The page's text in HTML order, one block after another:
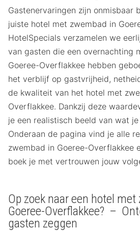
Gastenervaringen zijn onmisbaar
juiste hotel met zwembad in
HotelSpecials verzamelen we
van gasten die een overnachting
Goeree-Overflakkee hebben
het verblijf op gastvrijheid,
de kwaliteit van het hotel met
Overflakkee. Dankzij deze
je een realistisch beeld van wat
Onderaan de pagina vind je alle
zwembad in Goeree-Overflakkee
boek je met vertrouwen jouw
Op zoek naar een hotel
Goeree-Overflakkee? –
gasten zeggen